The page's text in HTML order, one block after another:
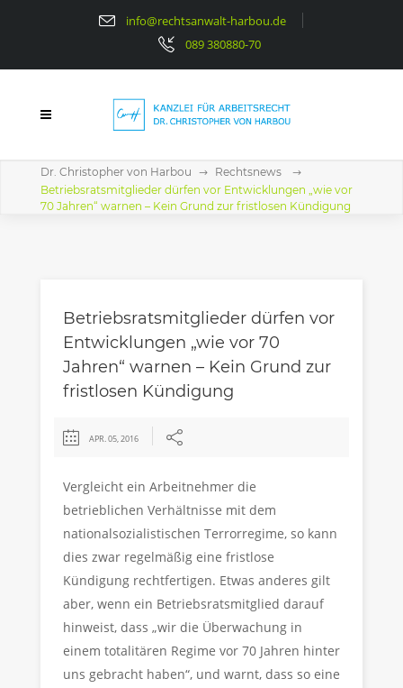
info@rechtsanwalt-harbou.de
089 380880-70
Dr. Christopher von Harbou
Rechtsnews
Betriebsratsmitglieder dürfen vor Entwicklungen „wie vor
70 Jahren“ warnen – Kein Grund zur fristlosen Kündigung
Betriebsratsmitglieder dürfen vor
Entwicklungen „wie vor 70
Jahren“ warnen – Kein Grund zur
fristlosen Kündigung
APR. 05, 2016
Vergleicht ein Arbeitnehmer die
betrieblichen Verhältnisse mit dem
nationalsozialistischen Terrorregime, so kann
dies zwar regelmäßig eine fristlose
Kündigung rechtfertigen. Etwas anderes gilt
aber, wenn ein Betriebsratsmitglied darauf
hinweist, dass „wir die Überwachung in
einem totalitären Regime vor 70 Jahren hinter
uns gebracht haben“, und warnt, dass so eine